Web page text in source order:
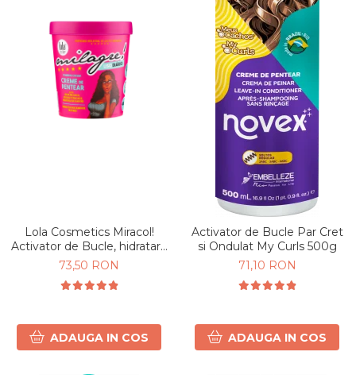
Lola Cosmetics Miracol!
Activator de Bucle, hidratare
& definire Par Cret si Ondulat
73,50 RON
ADAUGA IN COS
Activator de Bucle Par Cret
si Ondulat My Curls 500g
71,10 RON
ADAUGA IN COS